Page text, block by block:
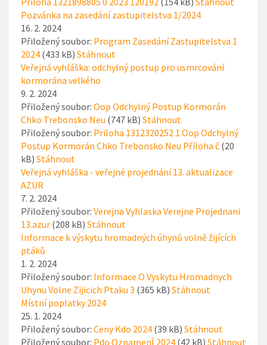
Pozvánka na zasedání zastupitelstva 1/2024
16. 2. 2024
Přiložený soubor: Program Zasedání Zastupitelstva 1
2024 (433 kB) Stáhnout
Veřejná vyhláška: odchylný postup pro usmrcování
kormorána velkého
9. 2. 2024
Přiložený soubor: Oop Odchylný Postup Kormorán
Chko Trebonsko Neu (747 kB) Stáhnout
Přiložený soubor: Priloha 1312320252 1 Oop Odchylný
Postup Kormorán Chko Trebonsko Neu Příloha č (20
kB) Stáhnout
Veřejná vyhláška - veřejné projednání 13. aktualizace
AZUR
7. 2. 2024
Přiložený soubor: Verejna Vyhlaska Verejne Projednani
13.azur (208 kB) Stáhnout
Informace k výskytu hromadných úhynů volně žijících
ptáků
1. 2. 2024
Přiložený soubor: Informace O Vyskytu Hromadnych
Uhynu Volne Zijicich Ptaku 3 (365 kB) Stáhnout
Místní poplatky 2024
25. 1. 2024
Přiložený soubor: Ceny Kdo 2024 (39 kB) Stáhnout
Přiložený soubor: Pdo OznamenÍ 2024 (42 kB) Stáhnout